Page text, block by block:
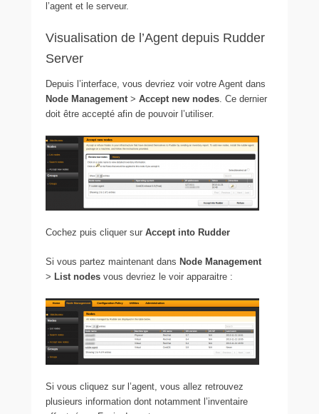
l’agent et le serveur.
Visualisation de l’Agent depuis Rudder
Server
Depuis l’interface, vous devriez voir votre Agent dans
Node Management> Accept new nodes. Ce dernier
doit être accepté afin de pouvoir l’utiliser.
Cochez puis cliquer sur Accept into Rudder
Si vous partez maintenant dans Node Management
> Listnodes vous devriez le voir apparaitre :
Si vous cliquez sur l’agent, vous allez retrouvez
plusieurs information dont notamment l’inventaire